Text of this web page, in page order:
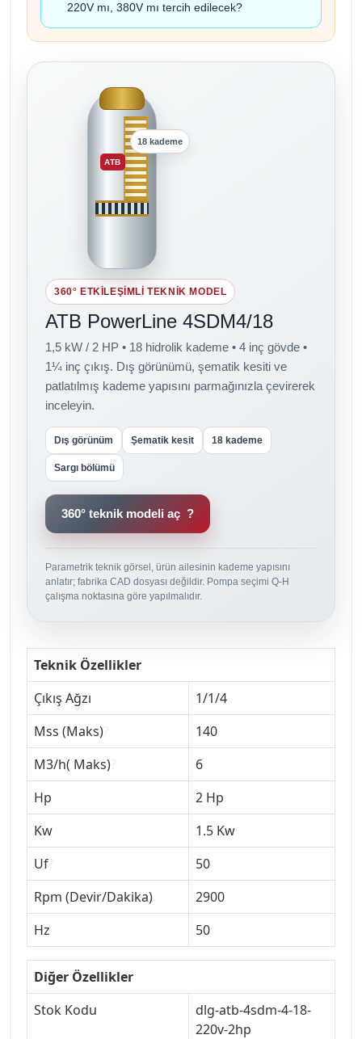
220V mı, 380V mı tercih edilecek?
ATB
18 kademe
360° ETKİLEŞİMLİ TEKNİK MODEL
ATB PowerLine 4SDM4/18
1,5 kW / 2 HP • 18 hidrolik kademe • 4 inç gövde •
1¼ inç çıkış. Dış görünümü, şematik kesiti ve
patlatılmış kademe yapısını parmağınızla çevirerek
inceleyin.
Dış görünüm Şematik kesit 18 kademe
Sargı bölümü
360° teknik modeli aç ?
Parametrik teknik görsel, ürün ailesinin kademe yapısını
anlatır; fabrika CAD dosyası değildir. Pompa seçimi Q-H
çalışma noktasına göre yapılmalıdır.
Teknik Özellikler
Çıkış Ağzı
1/1/4
Mss (Maks)
140
M3/h( Maks)
6
Hp
2 Hp
Kw
1.5 Kw
Uf
50
Rpm (Devir/Dakika)
2900
Hz
50
Diğer Özellikler
Stok Kodu
dlg-atb-4sdm-4-18-
220v-2hp